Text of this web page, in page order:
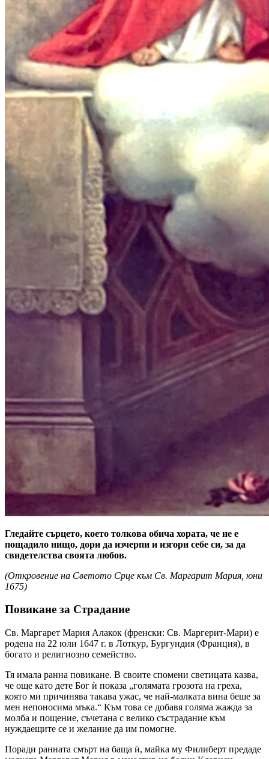
Гледайте сърцето, което толкова обича хората, че не е
пощадило нищо, дори да изчерпи и изгори себе си, за да
свидетелства своята любов.
(Откровение на Светото Срце към Св. Маргарит Мария, юни
1675)
Повикане за Страдание
Св. Маргарет Мария Алакок (френски: Св. Маргерит-Мари) е
родена на 22 юли 1647 г. в Лоткур, Бургундия (Франция), в
богато и религиозно семейство.
Тя имала ранна повикане. В своите спомени светицата казва,
че още като дете Бог ѝ показа „голямата грозота на греха,
която ми причинява такава ужас, че най-малката вина беше за
мен непоносима мъка.“ Към това се добавя голяма жажда за
молба и пощение, съчетана с велико състрадание към
нуждаещите се и желание да им помогне.
Поради ранната смърт на баща ѝ, майка му Филиберт предаде